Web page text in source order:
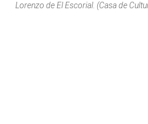
Lorenzo de El Escorial. (Casa de